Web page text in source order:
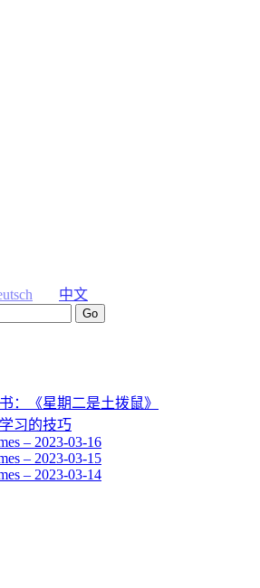
中文
：《星期二是土拨鼠》
习的技巧
– 2023-03-16
– 2023-03-15
– 2023-03-14